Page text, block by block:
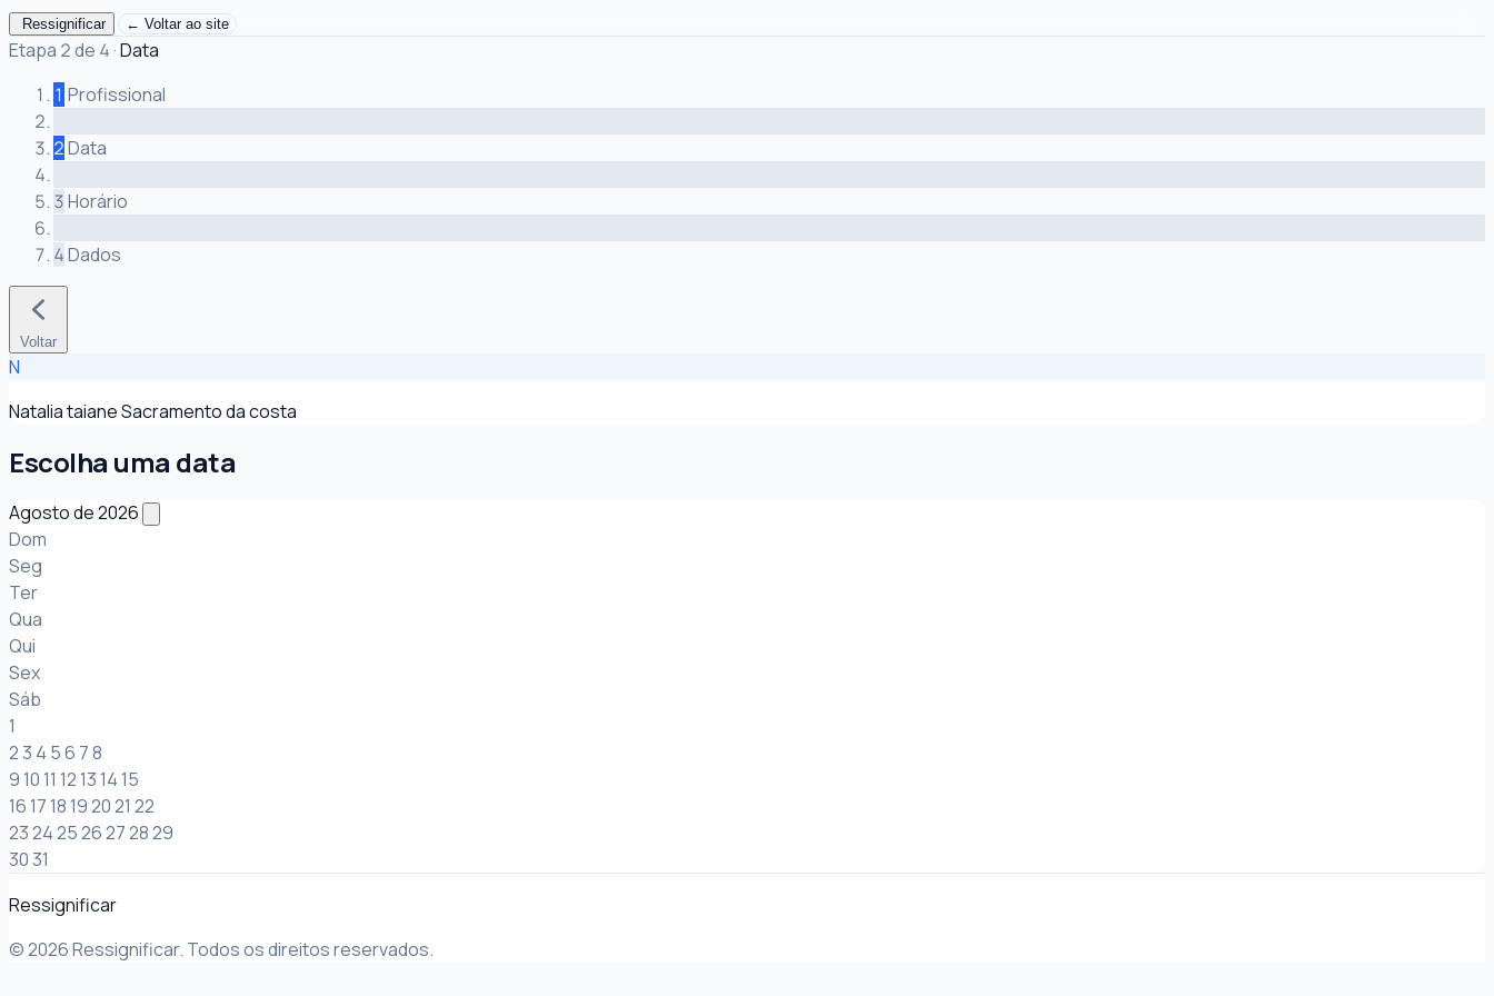
Ressignificar ← Voltar ao site
Etapa 2 de 4 ·Data
1 Profissional
2Data
3Horário
4Dados
Voltar
N
Natalia taiane Sacramento da costa
Escolha uma data
Agosto de 2026
Dom
Seg
Ter
Qua
Qui
Sex
Sáb
1
23 4 56 78
9 10 11 12 13 14 15
16 17 18 192021 22
23242526272829
3031
Ressignificar
© 2026 Ressignificar. Todos os direitos reservados.